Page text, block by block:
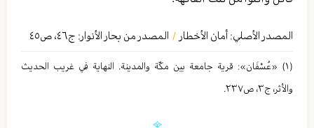
المصدر الأصلي: أمان الأخطار / المصدر من بحار الأنوار: ج٤٦، ص٤٥
(١) «عُسْفَان»: قرية جامعة بين مكّة والمدينة. النهاية في غريب الحديث
والأثر، ج٣، ص٢٣٧.